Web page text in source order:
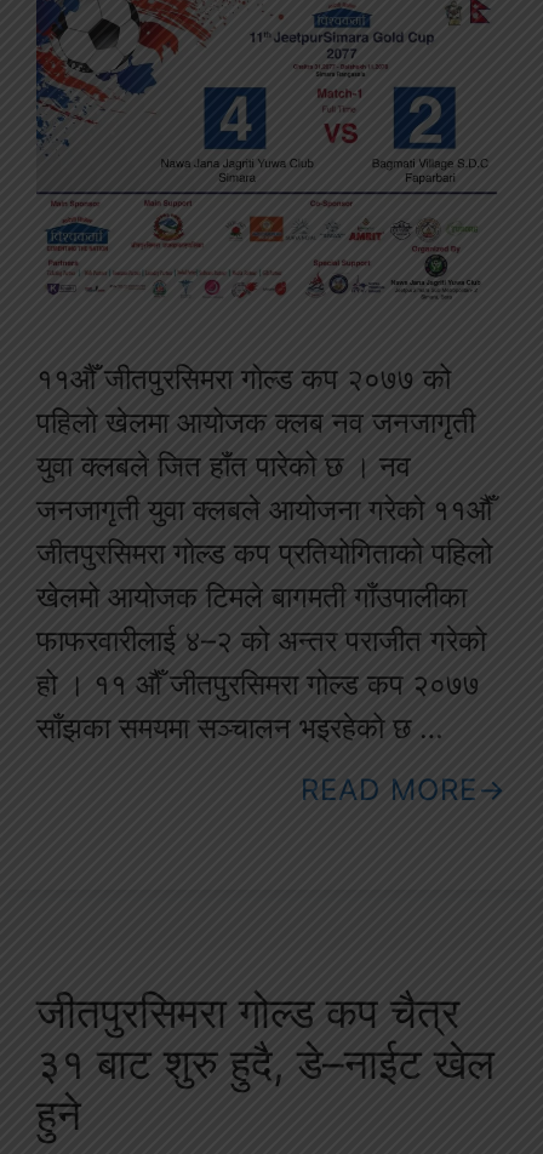
११औँ जीतपुरसिमरा गोल्ड कप २०७७ को
पहिलो खेलमा आयोजक क्लब नव जनजागृती
युवा क्लबले जित हाँत पारेको छ । नव
जनजागृती युवा क्लबले आयोजना गरेको ११औँ
जीतपुरसिमरा गोल्ड कप प्रतियोगिताको पहिलो
खेलमो आयोजक टिमले बागमती गाँउपालीका
फाफरवारीलाई ४–२ को अन्तर पराजीत गरेको
हो । ११ औँ जीतपुरसिमरा गोल्ड कप २०७७
साँझका समयमा सञ्चालन भइरहेको छ …
READ MORE
जीतपुरसिमरा गोल्ड कप चैत्र
३१ बाट शुरु हुदै, डे–नाईट खेल
हुने